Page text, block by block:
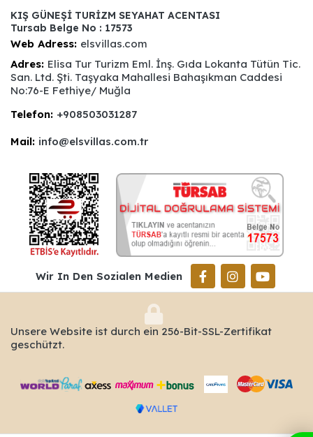
KIŞ GÜNEŞİ TURİZM SEYAHAT ACENTASI
Tursab Belge No : 17573
Web Adress: elsvillas.com
Adres: Elisa Tur Turizm Eml. İnş. Gıda Lokanta Tütün Tic.
San. Ltd. Şti. Taşyaka Mahallesi Bahaşıkman Caddesi
No:76-E Fethiye/ Muğla
Telefon: +908503031287
Mail: info@elsvillas.com.tr
Wir In Den Sozialen Medien
Unsere Website ist durch ein 256-Bit-SSL-Zertifikat
geschützt.